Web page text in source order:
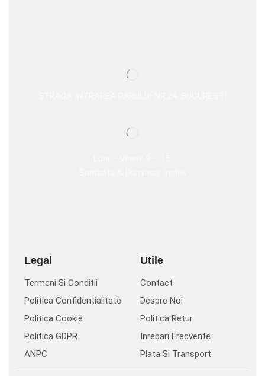
Legal
Termeni Si Conditii
Politica Confidentialitate
Politica Cookie
Politica GDPR
ANPC
Utile
Contact
Despre Noi
Politica Retur
Inrebari Frecvente
Plata Si Transport